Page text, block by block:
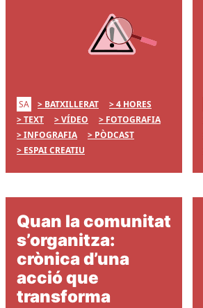
SA BATXILLERAT
4 HORES
TEXT
VÍDEO
FOTOGRAFIA
INFOGRAFIA
PÒDCAST
ESPAI CREATIU
Quan la comunitat
s’organitza:
crònica d’una
acció que
transforma